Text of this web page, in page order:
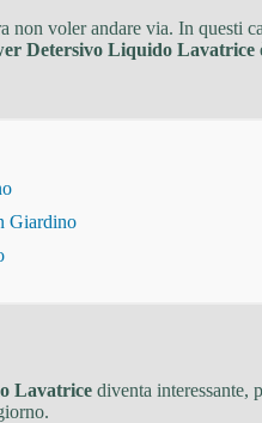
non voler andare via. In questi
Detersivo Liquido Lavatrice
Giardino
Lavatrice diventa interessante,